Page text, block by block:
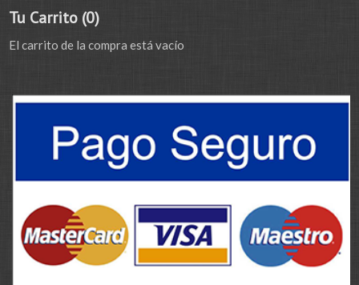
Tu Carrito (0)
El carrito de la compra está vacío